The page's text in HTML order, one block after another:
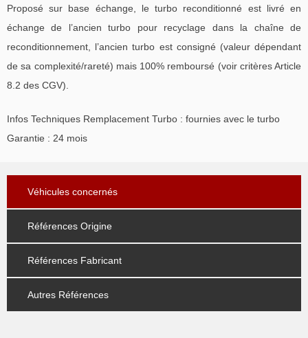
Proposé sur base échange, le turbo reconditionné est livré en
échange de l’ancien turbo pour recyclage dans la chaîne de
reconditionnement, l’ancien turbo est consigné (valeur dépendant
de sa complexité/rareté) mais 100% remboursé (voir critères Article
8.2 des CGV).
Infos Techniques Remplacement Turbo : fournies avec le turbo
Garantie : 24 mois
Véhicules concernés
Références Origine
Références Fabricant
Autres Références